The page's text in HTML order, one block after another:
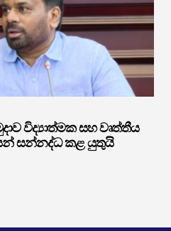
විද්‍යාත්මක සහ වෘත්තීය
සන්නද්ධ කළ යුතුයි